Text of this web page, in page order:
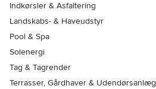
Indkørsler & Asfaltering
Landskabs- & Haveudstyr
Pool & Spa
Solenergi
Tag & Tagrender
Terrasser, Gårdhaver & Udendørsanlæg